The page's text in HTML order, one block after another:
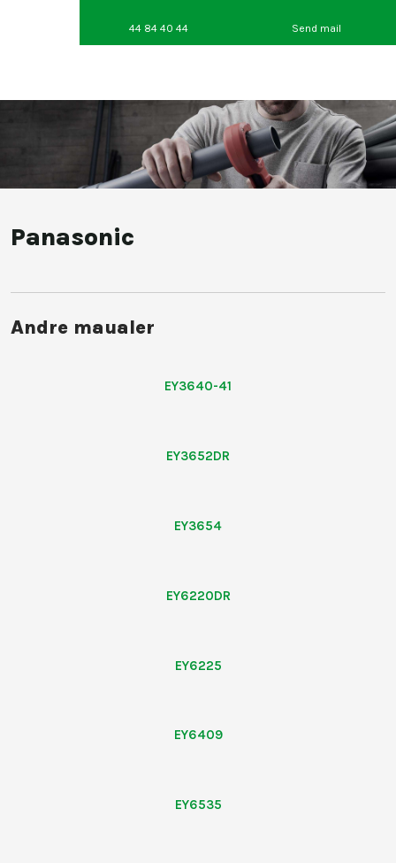
44 84 40 44 Send mail
Panasonic
Andre maualer​
​EY3640-41
EY3652DR
EY3654
EY6220DR
EY6225
EY6409
EY6535